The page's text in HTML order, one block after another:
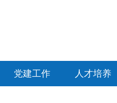
党建工作 人才培养